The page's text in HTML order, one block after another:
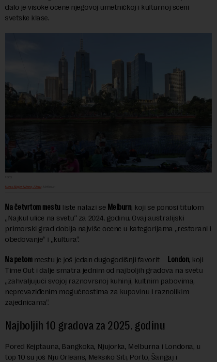
dalo je visoke ocene njegovoj umetničkoj i kulturnoj sceni
svetske klase.
Hans Birger Nilsen, Flickr
Na četvrtom mestu liste nalazi se Melburn, koji se ponosi titulom
„Najkul ulice na svetu“ za 2024. godinu. Ovaj australijski
primorski grad dobija najviše ocene u kategorijama „restorani i
obedovanje“ i „kultura“.
Na petommestu je još jedan dugogodišnji favorit – London, koji
Time Out i dalje smatra jednim od najboljih gradova na svetu
„zahvaljujući svojoj raznovrsnoj kuhinji, kultnim pabovima,
neprevaziđenim mogućnostima za kupovinu i raznolikim
zajednicama“.
Najboljih 10 gradova za 2025. godinu
Pored Kejptauna, Bangkoka, Njujorka, Melburna i Londona, u
top 10 su još Nju Orleans, Meksiko Siti, Porto, Šangaj i